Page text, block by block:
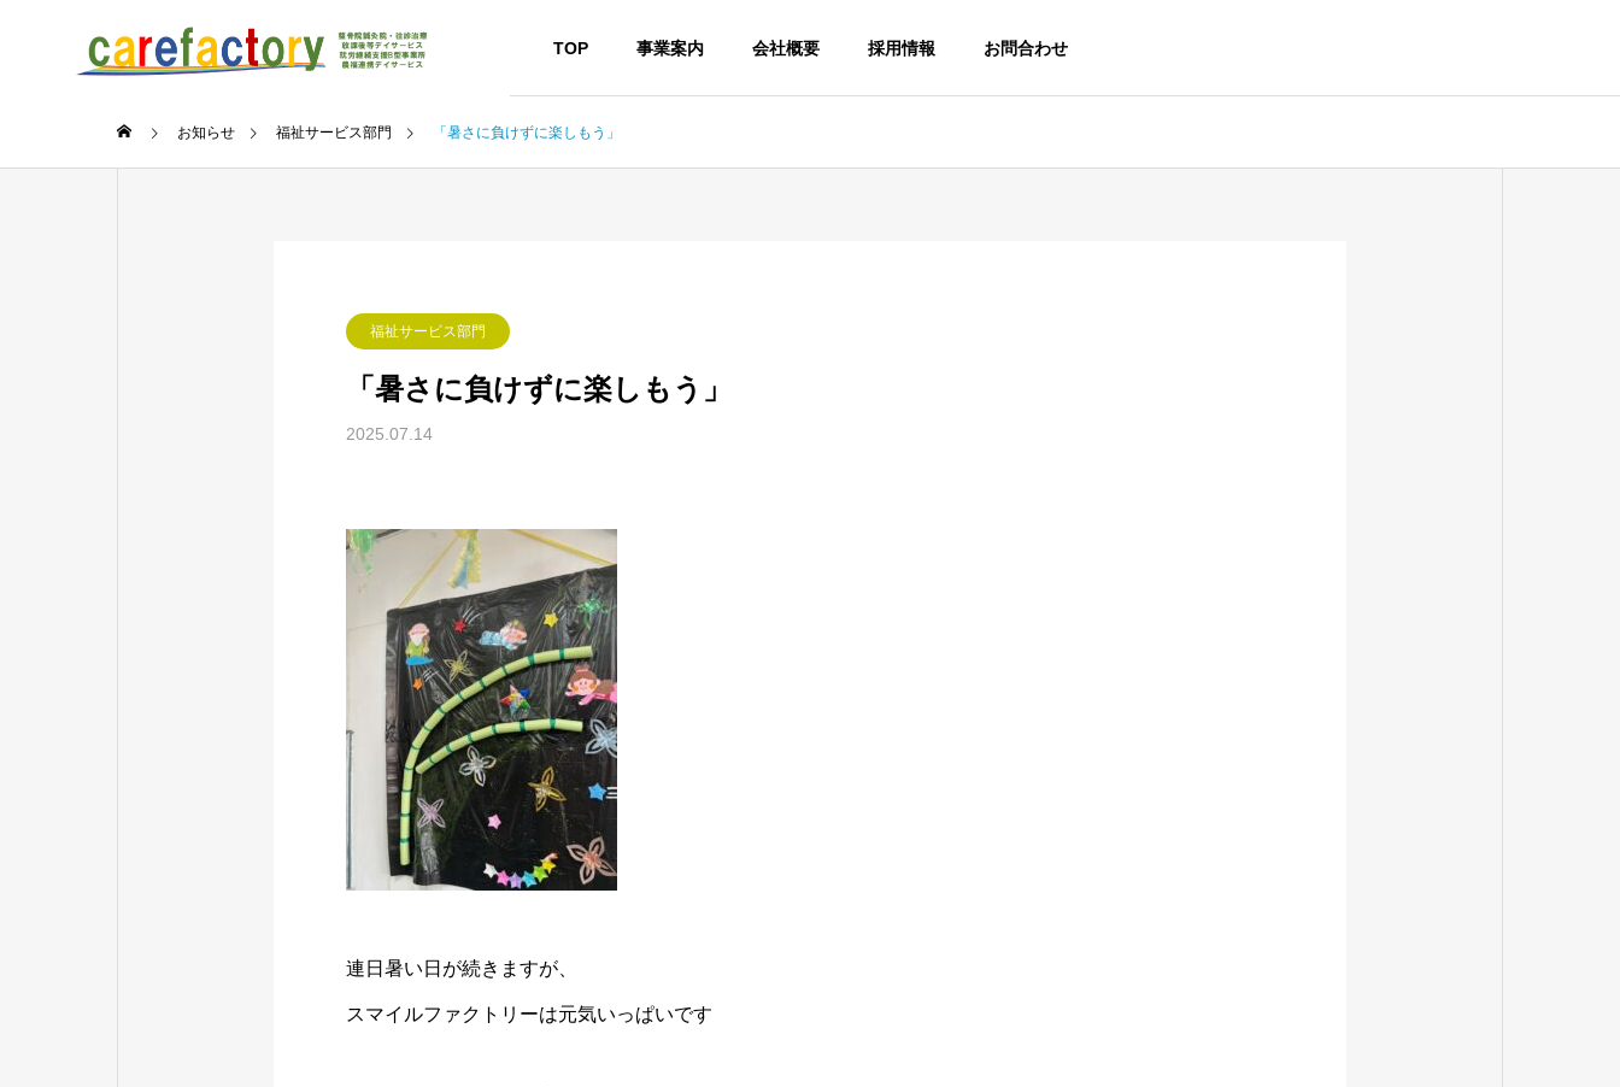
TOP 事業案内 会社概要 採用情報 お問合わせ
お知らせ 福祉サービス部門 「暑さに負けずに楽しもう」
福祉サービス部門
「暑さに負けずに楽しもう」
2025.07.14
連日暑い日が続きますが、
スマイルファクトリーは元気いっぱいです